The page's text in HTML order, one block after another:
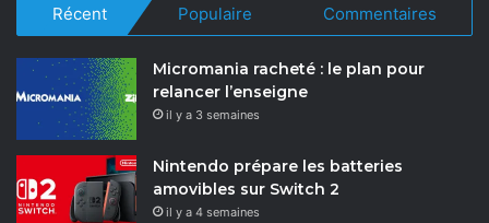
Récent Populaire Commentaires
Micromania racheté : le plan pour
relancer l’enseigne
il y a 3 semaines
Nintendo prépare les batteries
amovibles sur Switch 2
il y a 4 semaines